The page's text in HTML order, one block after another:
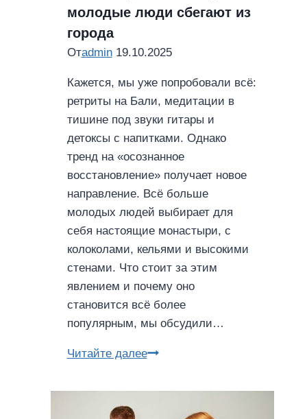
молодые люди сбегают из
города
Отadmin 19.10.2025
Кажется, мы уже попробовали всё:
ретриты на Бали, медитации в
тишине под звуки гитары и
детоксы с напитками. Однако
тренд на «осознанное
восстановление» получает новое
направление. Всё больше
молодых людей выбирает для
себя настоящие монастыри, с
колоколами, кельями и высокими
стенами. Что стоит за этим
явлением и почему оно
становится всё более
популярным, мы обсудили…
Читайте далееМонастыринг:
молодые